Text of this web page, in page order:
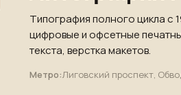
Типография полного цикла с
цифровые и офсетные
текста, верстка макетов.
Метро:Лиговский проспект,